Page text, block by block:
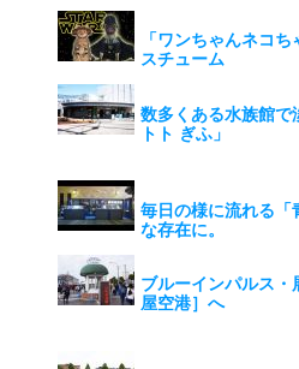
「ワンちゃんネコ
スチューム
数多くある水族館で
トト ぎふ」
毎日の様に流れる「
な存在に。
ブルーインパルス
屋空港］へ